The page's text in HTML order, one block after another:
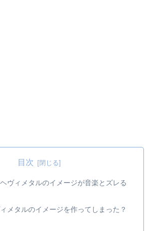
目次
ヴィメタルのイメージが音楽とズレる
メタルのイメージを作ってしまった？